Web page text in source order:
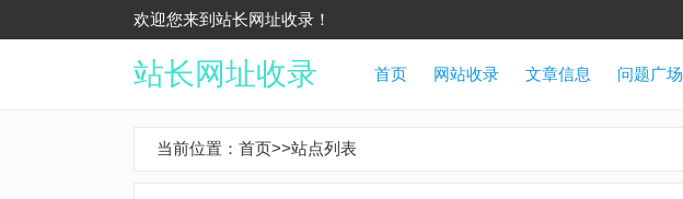
欢迎您来到站长网址收录！
站长网址收录 首页 网站收录 文章信息 问题广场
当前位置： 首页>>站点列表